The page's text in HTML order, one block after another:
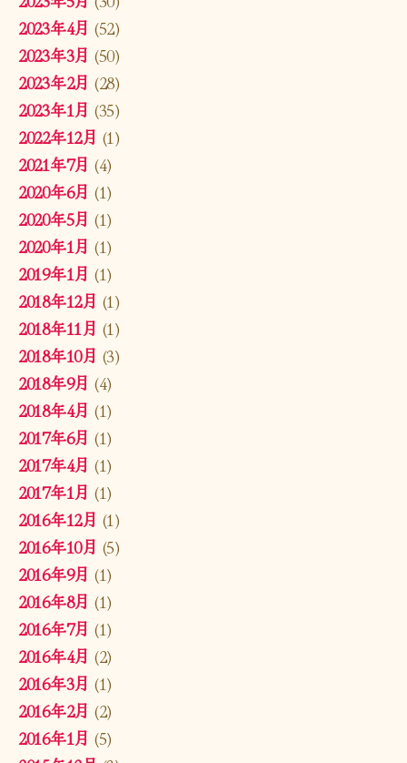
2023年4月 (52)
2023年3月 (50)
2023年2月 (28)
2023年1月 (35)
2022年12月 (1)
2021年7月 (4)
2020年6月 (1)
2020年5月 (1)
2020年1月 (1)
2019年1月 (1)
2018年12月 (1)
2018年11月 (1)
2018年10月 (3)
2018年9月 (4)
2018年4月 (1)
2017年6月 (1)
2017年4月 (1)
2017年1月 (1)
2016年12月 (1)
2016年10月 (5)
2016年9月 (1)
2016年8月 (1)
2016年7月 (1)
2016年4月 (2)
2016年3月 (1)
2016年2月 (2)
2016年1月 (5)